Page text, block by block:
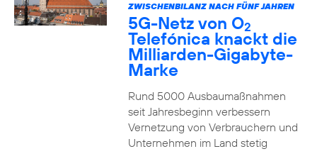
ZWISCHENBILANZ NACH FÜNF JAHREN
5G-Netz von O2
Telefónica knackt die
Milliarden-Gigabyte-
Marke
Rund 5000 Ausbaumaßnahmen
seit Jahresbeginn verbessern
Vernetzung von Verbrauchern und
Unternehmen im Land stetig